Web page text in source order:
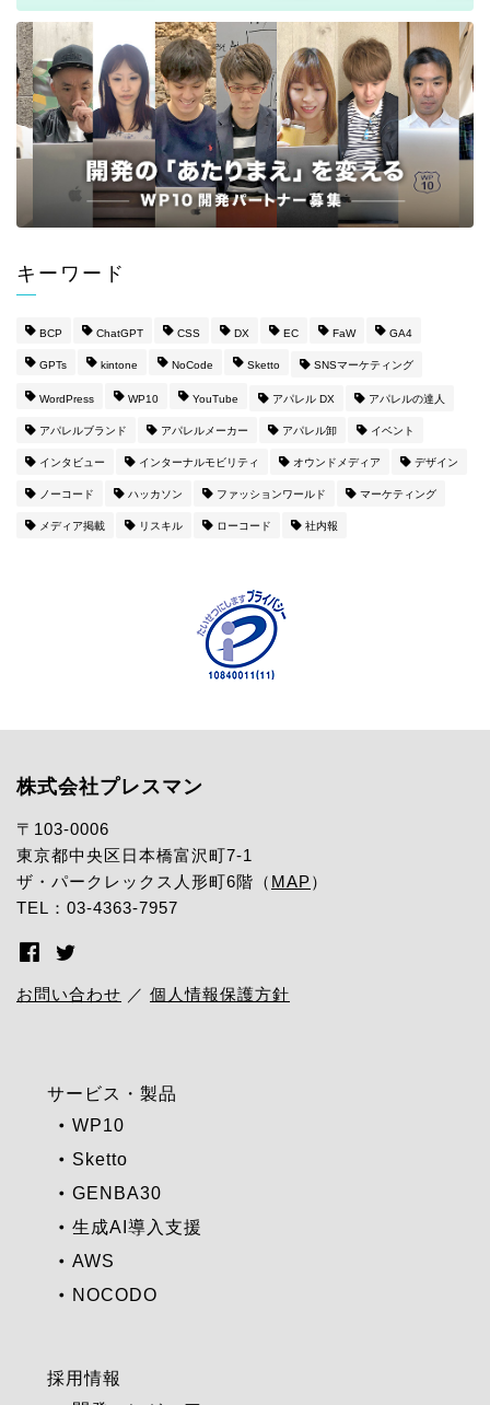
キーワード
BCP ChatGPT CSS DX EC FaW GA4
GPTs kintone NoCode Sketto SNSマーケティング
WordPress WP10 YouTube アパレル DX アパレルの達人
アパレルブランド アパレルメーカー アパレル卸 イベント
インタビュー インターナルモビリティ オウンドメディア デザイン
ノーコード ハッカソン ファッションワールド マーケティング
メディア掲載 リスキル ローコード 社内報
株式会社プレスマン
〒103-0006
東京都中央区日本橋富沢町7-1
ザ・パークレックス人形町6階（ MAP）
TEL：03-4363-7957
お問い合わせ ／ 個人情報保護方針
サービス・製品
WP10
Sketto
GENBA30
生成AI導入支援
AWS
NOCODO
採用情報